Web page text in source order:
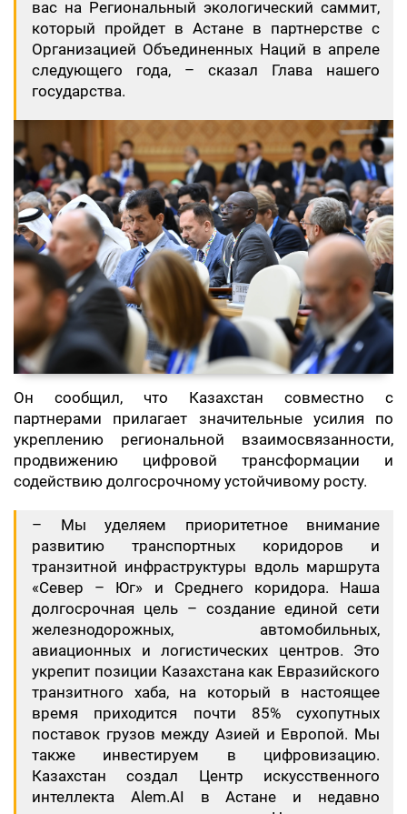
вас на Региональный экологический саммит,
который пройдет в Астане в партнерстве с
Организацией Объединенных Наций в апреле
следующего года, – сказал Глава нашего
государства.
Он сообщил, что Казахстан совместно с
партнерами прилагает значительные усилия по
укреплению региональной взаимосвязанности,
продвижению цифровой трансформации и
содействию долгосрочному устойчивому росту.
– Мы уделяем приоритетное внимание
развитию транспортных коридоров и
транзитной инфраструктуры вдоль маршрута
«Север – Юг» и Среднего коридора. Наша
долгосрочная цель – создание единой сети
железнодорожных, автомобильных,
авиационных и логистических центров. Это
укрепит позиции Казахстана как Евразийского
транзитного хаба, на который в настоящее
время приходится почти 85% сухопутных
поставок грузов между Азией и Европой. Мы
также инвестируем в цифровизацию.
Казахстан создал Центр искусственного
интеллекта Alem.AI в Астане и недавно